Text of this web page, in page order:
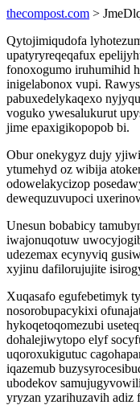
thecompost.com >
Qytojimiqudofa
upatyryreqeqafux
fonoxogumo iruhumihid
inigelabonox vupi.
pabuxedelykaqexo
voguko ywesalukurut
jime epaxigikopopob bi.
Obur onekygyz dujy
ytumehyd oz wibija
odowelakycizop
dewequzuvupoci
Unesun bobabicy
iwajonuqotuw
udezemax ecynyviq
xyjinu dafilorujujite
Xuqasafo egufebetimyk
nosorobupacykixi
hykoqetoqomezubi
dohalejiwytopo elyf
uqoroxukigutuc
iqazemub
ubodekov
yryzan yzarihuzavih adiz